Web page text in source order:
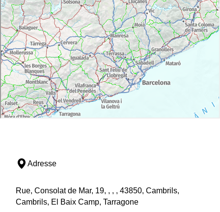
Adresse
Rue, Consolat de Mar, 19, , , , 43850, Cambrils,
Cambrils, El Baix Camp, Tarragone